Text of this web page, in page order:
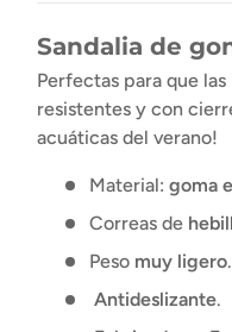
Sandalia de
Perfectas para que
resistentes y con
acuáticas del verano!
Material: goma
Correas de
Peso muy ligero.
Antideslizante.